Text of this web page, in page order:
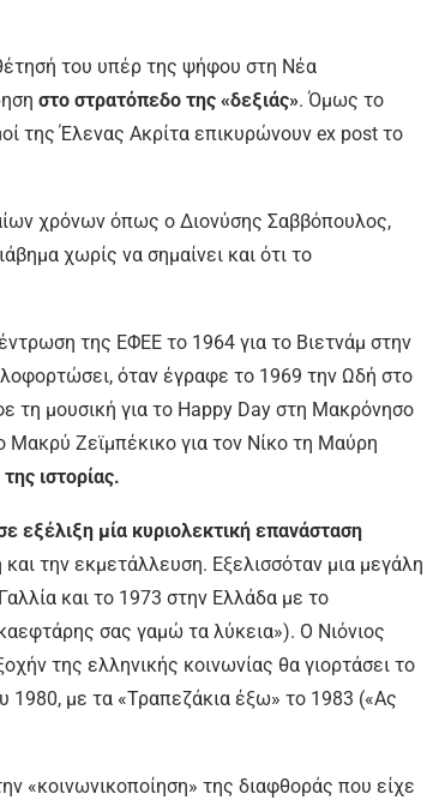
του υπέρ της ψήφου στη Νέα
στο στρατόπεδο της «δεξιάς». Όμως το
της Έλενας Ακρίτα επικυρώνουν ex post το
χρόνων όπως ο Διονύσης Σαββόπουλος,
χωρίς να σημαίνει και ότι το
της ΕΦΕΕ το 1964 για το Βιετνάμ στην
όταν έγραφε το 1969 την Ωδή στο
τη μουσική για το Happy Day στη Μακρόνησο
Μακρύ Ζεϊμπέκικο για τον Νίκο τη Μαύρη
ιστορίας.
εξέλιξη μία κυριολεκτική επανάσταση
την εκμετάλλευση. Εξελισσόταν μια μεγάλη
και το 1973 στην Ελλάδα με το
σας γαμώ τα λύκεια»). Ο Νιόνιος
της ελληνικής κοινωνίας θα γιορτάσει το
1980, με τα «Τραπεζάκια έξω» το 1983 («Ας
«κοινωνικοποίηση» της διαφθοράς που είχε